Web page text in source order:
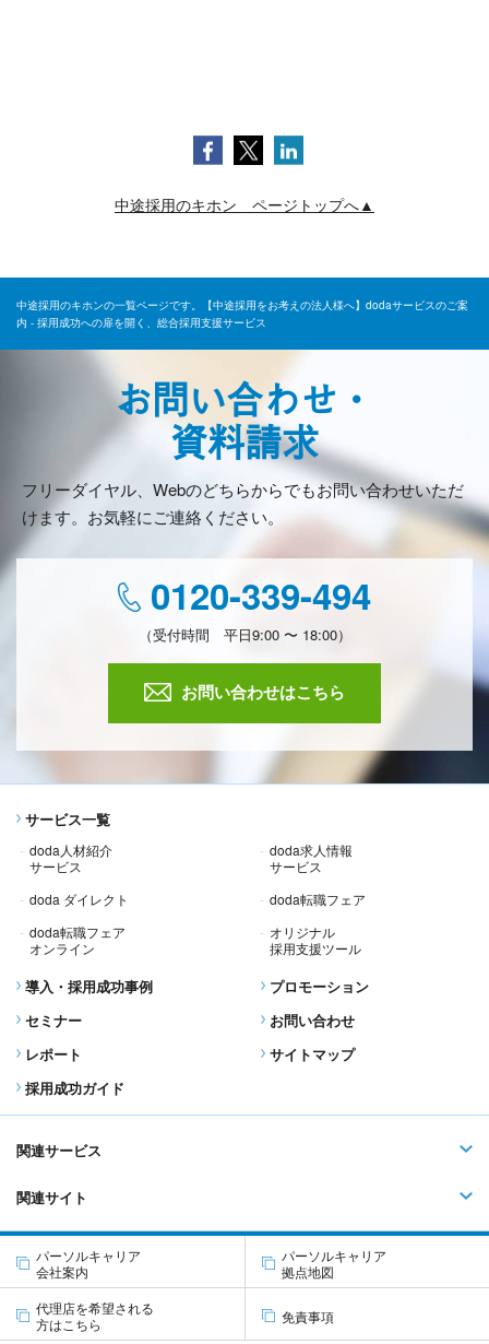
中途採用のキホン ページトップへ▲
中途採用のキホンの一覧ページです。【中途採用をお考えの法人様へ】dodaサービスのご案
内 - 採用成功への扉を開く、総合採用支援サービス
お問い合わせ・
資料請求
フリーダイヤル、Webのどちらからでもお問い合わせいただ
けます。お気軽にご連絡ください。
0120-339-494
（受付時間 平日9:00 〜 18:00）
お問い合わせはこちら
サービス一覧
doda人材紹介
サービス
doda求人情報
サービス
doda ダイレクト
doda転職フェア
doda転職フェア
オンライン
オリジナル
採用支援ツール
導入・採用成功事例
セミナー
レポート
採用成功ガイド
プロモーション
お問い合わせ
サイトマップ
関連サービス
関連サイト
パーソルキャリア
会社案内
パーソルキャリア
拠点地図
代理店を希望される
方はこちら
免責事項